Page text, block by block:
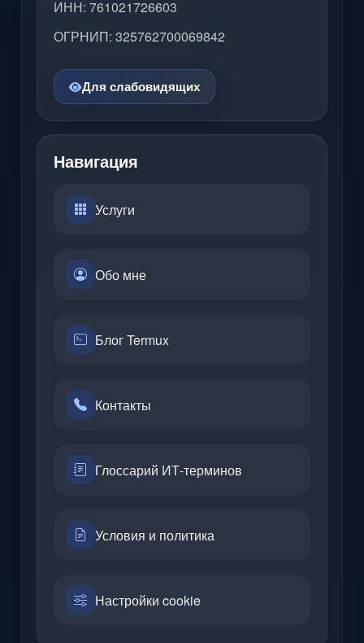
ИНН: 761021726603
ОГРНИП: 325762700069842
Для слабовидящих
Навигация
Услуги
Обо мне
Блог Termux
Контакты
Глоссарий ИТ-терминов
Условия и политика
Настройки cookie